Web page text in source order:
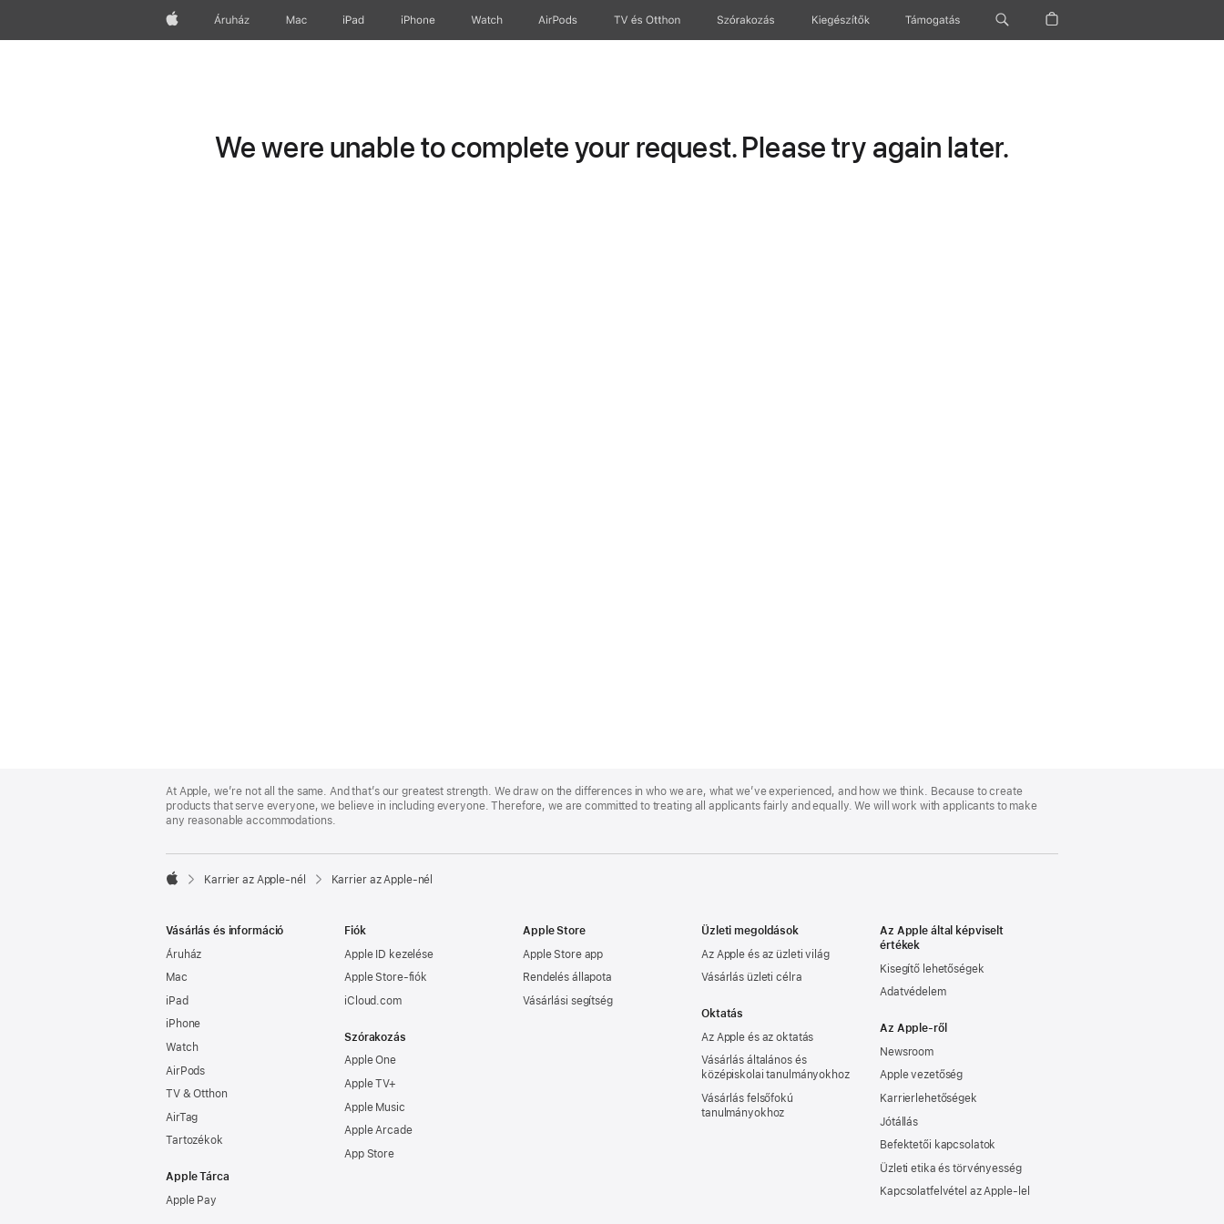
AppleÁruház Mac iPad iPhone Watch AirPods TV és Otthon Szórakozás Kiegészítők Támogatás
We were unable to complete your request. Please try again later.
Footer
At Apple, we’re not all the same. And that’s our greatest strength. We draw on the differences in who we are, what we’ve experienced, and how we think. Because to create
products that serve everyone, we believe in including everyone. Therefore, we are committed to treating all applicants fairly and equally. We will work with applicants to make
any reasonable accommodations.

Karrier az Apple‑nél Karrier az Apple‑nél
Vásárlás és információ
Áruház
Mac
iPad
iPhone
Watch
AirPods
TV & Otthon
AirTag
Tartozékok
Apple Tárca
Apple Pay
Fiók
Apple ID kezelése
Apple Store-fiók
iCloud.com
Szórakozás
Apple One
Apple TV+
Apple Music
Apple Arcade
App Store
Apple Store
Apple Store app
Rendelés állapota
Vásárlási segítség
Üzleti megoldások
Az Apple és az üzleti világ
Vásárlás üzleti célra
Oktatás
Az Apple és az oktatás
Vásárlás általános és
középiskolai tanulmányokhoz
Vásárlás felsőfokú
tanulmányokhoz
Az Apple által képviselt
értékek
Kisegítő lehetőségek
Adatvédelem
Az Apple-ről
Newsroom
Apple vezetőség
Karrierlehetőségek
Jótállás
Befektetői kapcsolatok
Üzleti etika és törvényesség
Kapcsolatfelvétel az Apple-lel